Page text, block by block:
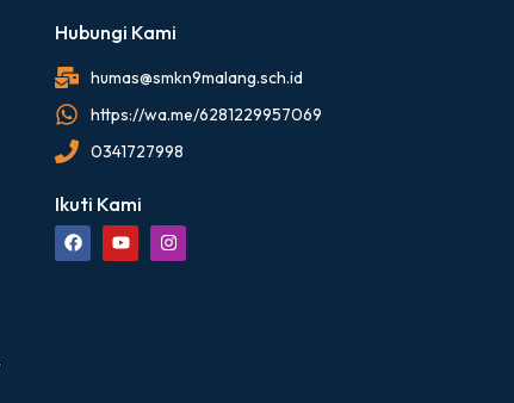
Hubungi Kami
humas@smkn9malang.sch.id
https://wa.me/6281229957069
0341727998
Ikuti Kami